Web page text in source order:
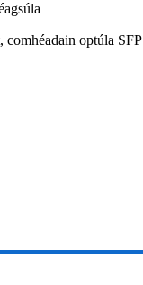
comhéadain optúla SFP